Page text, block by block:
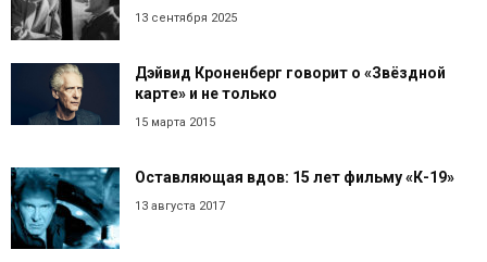
13 сентября 2025
Дэйвид Кроненберг говорит о «Звёздной
карте» и не только
15 марта 2015
Оставляющая вдов: 15 лет фильму «К-19»
13 августа 2017